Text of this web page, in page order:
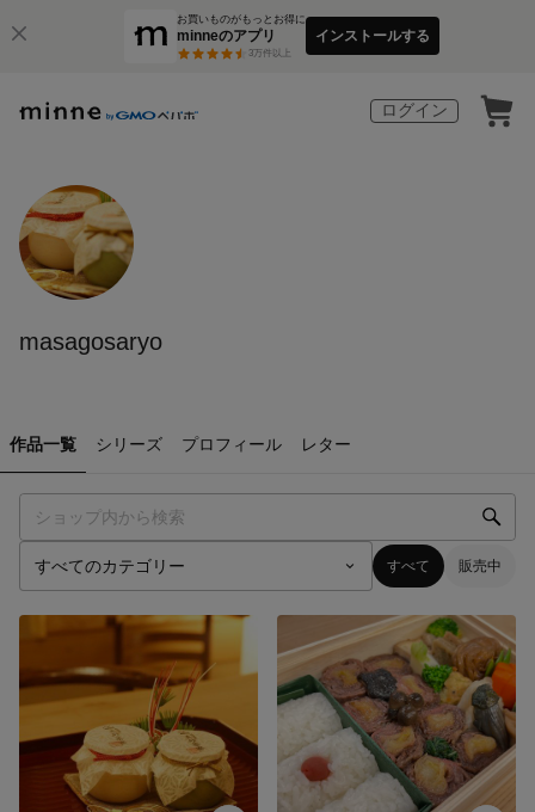
お買いものがもっとお得に
minneのアプリ
3万件以上
インストールする
ログイン
masagosaryo
作品一覧 シリーズ プロフィール レター
すべて 販売中